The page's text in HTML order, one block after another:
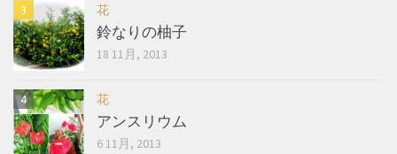
花
鈴なりの柚子
18 11月, 2013
花
アンスリウム
6 11月, 2013